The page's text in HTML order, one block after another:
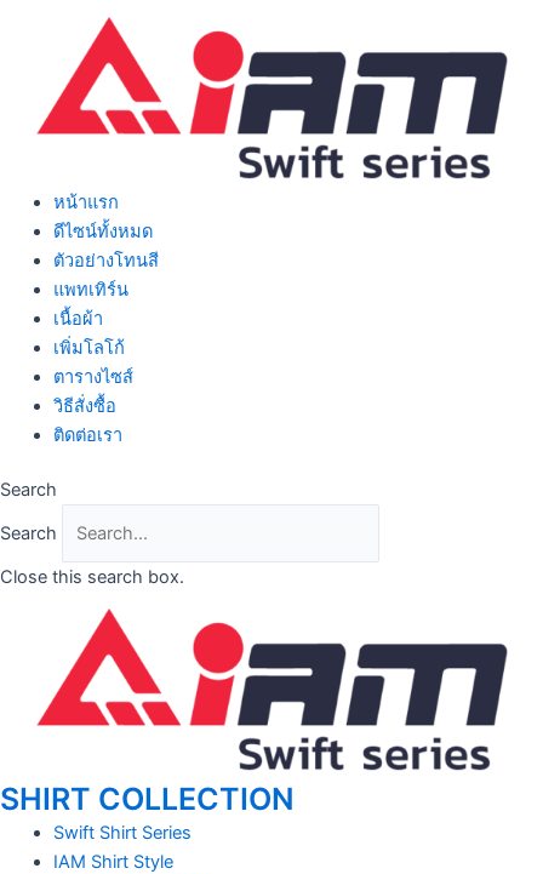
หน้าแรก
ดีไซน์ทั้งหมด
ตัวอย่างโทนสี
แพทเทิร์น
เนื้อผ้า
เพิ่มโลโก้
ตารางไซส์
วิธีสั่งซื้อ
ติดต่อเรา
Search
Search
Close this search box.
SHIRT COLLECTION
Swift Shirt Series
IAM Shirt Style